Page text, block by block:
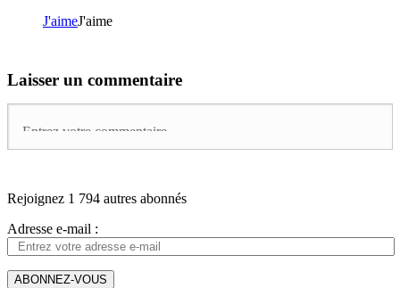
J'aimeJ'aime
Laisser un commentaire
Rejoignez 1 794 autres abonnés
Adresse e-mail :
ABONNEZ-VOUS